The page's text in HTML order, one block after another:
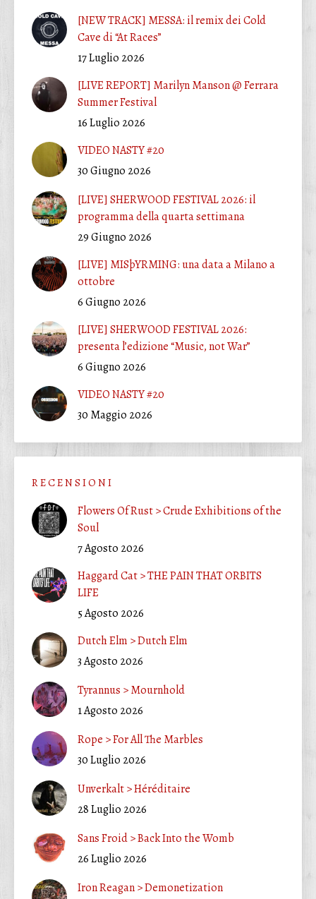
[NEW TRACK] MESSA: il remix dei Cold
Cave di “At Races”
17 Luglio 2026
[LIVE REPORT] Marilyn Manson @ Ferrara
Summer Festival
16 Luglio 2026
VIDEO NASTY #20
30 Giugno 2026
[LIVE] SHERWOOD FESTIVAL 2026: il
programma della quarta settimana
29 Giugno 2026
[LIVE] MISþYRMING: una data a Milano a
ottobre
6 Giugno 2026
[LIVE] SHERWOOD FESTIVAL 2026:
presenta l’edizione “Music, not War”
6 Giugno 2026
VIDEO NASTY #20
30 Maggio 2026
R E C E N S I O N I
Flowers Of Rust > Crude Exhibitions of the
Soul
7 Agosto 2026
Haggard Cat > THE PAIN THAT ORBITS
LIFE
5 Agosto 2026
Dutch Elm > Dutch Elm
3 Agosto 2026
Tyrannus > Mournhold
1 Agosto 2026
Rope > For All The Marbles
30 Luglio 2026
Unverkalt > Héréditaire
28 Luglio 2026
Sans Froid > Back Into the Womb
26 Luglio 2026
Iron Reagan > Demonetization